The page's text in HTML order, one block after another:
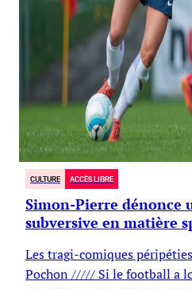
CULTURE ACCÈS LIBRE
Simon-Pierre dénonce
subversive en matière
Les tragi-comiques
Pochon ///// Si le football a